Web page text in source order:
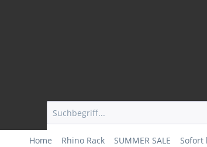
Home Rhino Rack SUMMER SALE Sofort